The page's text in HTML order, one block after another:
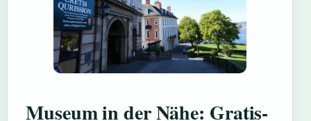
Museum in der Nähe: Gratis-